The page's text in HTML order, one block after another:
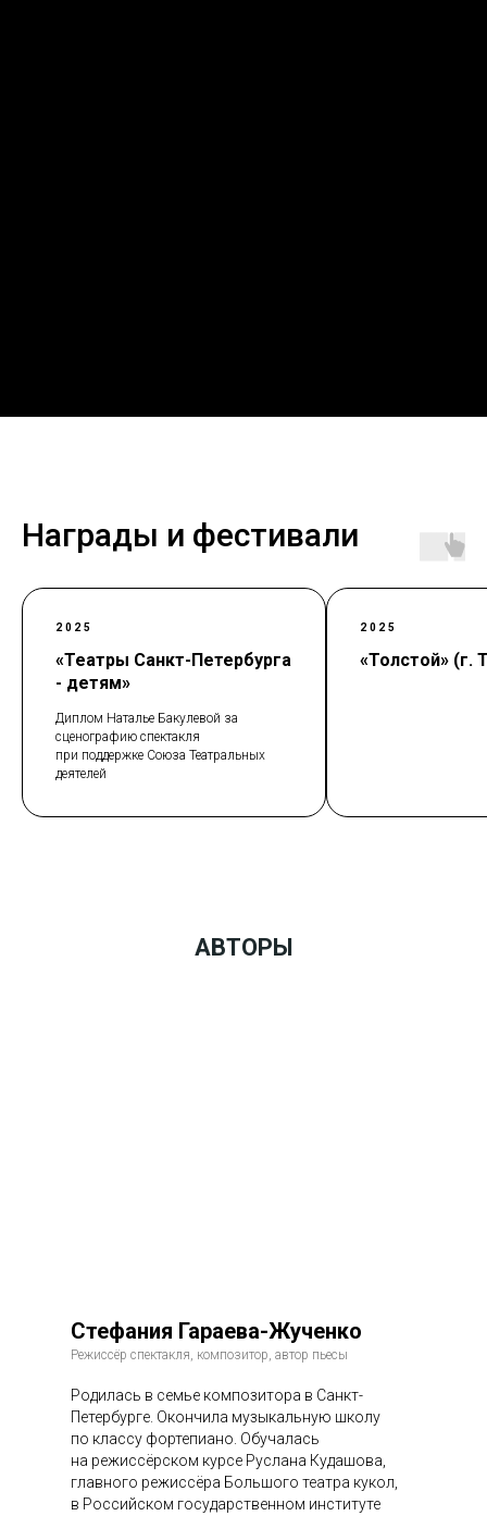
Награды и фестивали
2025
«Театры Санкт-Петербурга
- детям»
Диплом Наталье Бакулевой за
сценографию спектакля
при поддержке Союза Театральных
деятелей
2025
«Толстой» (г.
АВТОРЫ
Стефания Гараева-Жученко
Режиссёр спектакля, композитор, автор пьесы
Родилась в семье композитора в Санкт-
Петербурге. Окончила музыкальную школу
по классу фортепиано. Обучалась
на режиссёрском курсе Руслана Кудашова,
главного режиссёра Большого театра кукол,
в Российском государственном институте